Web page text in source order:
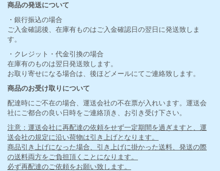
商品の発送について
・銀行振込の場合
ご入金確認後、在庫有ものはご入金確認日の翌日に発送致しま
す。
・クレジット・代金引換の場合
在庫有のものは翌日発送致します。
お取り寄せになる場合は、後ほどメールにてご連絡致します。
商品のお受け取りについて
配達時にご不在の場合、運送会社の不在票が入れいます。運送会
社にご都合の良い日時をご連絡頂き、お引き受け下さい。
注意：運送会社に再配達の依頼をせず一定期間を過ぎますと、運
送会社の規定に沿い荷物は引き上げとなります。
商品引き上げになった場合、引き上げに掛かった送料、発送の際
の送料両方をご負担頂くことになります。
必ず再配達のご依頼をお願い致します。